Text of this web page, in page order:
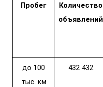
Пробег
Количество
объявлений
до 100
тыс. км
432 432